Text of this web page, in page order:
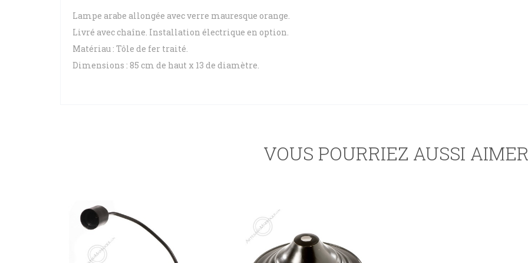
Lampe arabe allongée avec verre mauresque orange.
Livré avec chaîne. Installation électrique en option.
Matériau : Tôle de fer traité.
Dimensions : 85 cm de haut x 13 de diamètre.
VOUS POURRIEZ AUSSI AIMER